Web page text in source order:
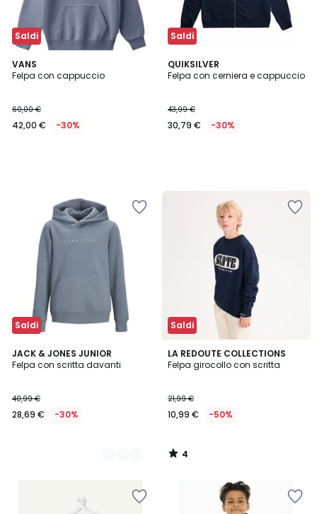
Saldi
VANS
Felpa con cappuccio
60,00 €
42,00 € -30%
Saldi
QUIKSILVER
Felpa con cerniera e cappuccio
43,99 €
30,79 € -30%
Saldi
JACK & JONES JUNIOR
Felpa con scritta davanti
40,99 €
28,69 € -30%
2
Colori
Saldi
LA REDOUTE COLLECTIONS
Felpa girocollo con scritta
21,99 €
10,99 € -50%
4
/
4
/